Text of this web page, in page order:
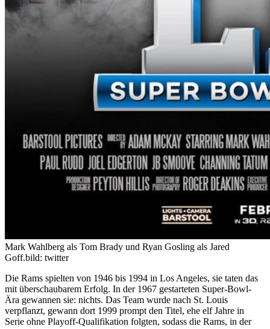
Mark Wahlberg als Tom Brady und Ryan Gosling als Jared
Goff.bild: twitter
Die Rams spielten von 1946 bis 1994 in Los Angeles, sie taten das
mit überschaubarem Erfolg. In der 1967 gestarteten Super-Bowl-
Ära gewannen sie: nichts. Das Team wurde nach St. Louis
verpflanzt, gewann dort 1999 prompt den Titel, ehe elf Jahre in
Serie ohne Playoff-Qualifikation folgten, sodass die Rams, in der